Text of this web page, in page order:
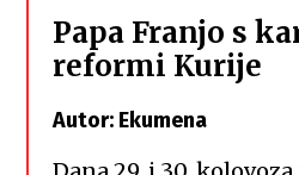
Papa Franjo s
reformi Kurije
Autor: Ekumena